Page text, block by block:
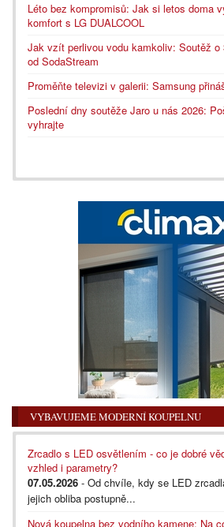
Léto bez kompromisů: Jak si letos doma
komfort s LG DUALCOOL
Jak vzít perlivou vodu kamkoliv: Soutěž o
od SodaStream
Proměňte televizi v galerii: Samsung
Poslední dny soutěže Jaro u nás 2026:
vyhrajte
VYBAVUJEME MODERNÍ KOUPELNU
Zrcadlo s LED osvětlením - co je dobré
vzhled i parametry?
07.05.2026 - Od chvíle, kdy se LED
jejich obliba postupně...
Nová koupelna bez vodního kamene: Na